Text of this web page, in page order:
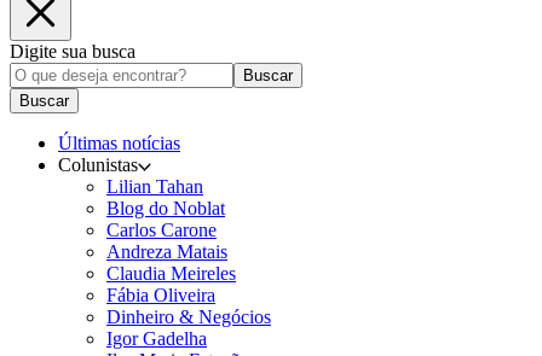
Digite sua busca
Buscar
Buscar
Últimas notícias
Colunistas
Lilian Tahan
Blog do Noblat
Carlos Carone
Andreza Matais
Claudia Meireles
Fábia Oliveira
Dinheiro & Negócios
Igor Gadelha